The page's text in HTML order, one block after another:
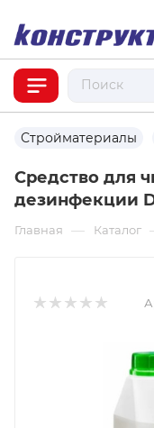
Стройматериалы
Средство для
дезинфекции
Главная — Каталог